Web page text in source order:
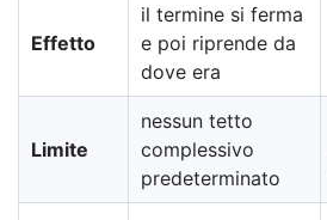
Effetto
il termine si ferma
e poi riprende da
dove era
Limite
nessun tetto
complessivo
predeterminato